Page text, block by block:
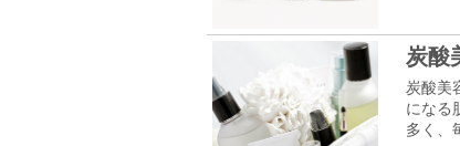
炭酸
炭酸美
になる
多く、